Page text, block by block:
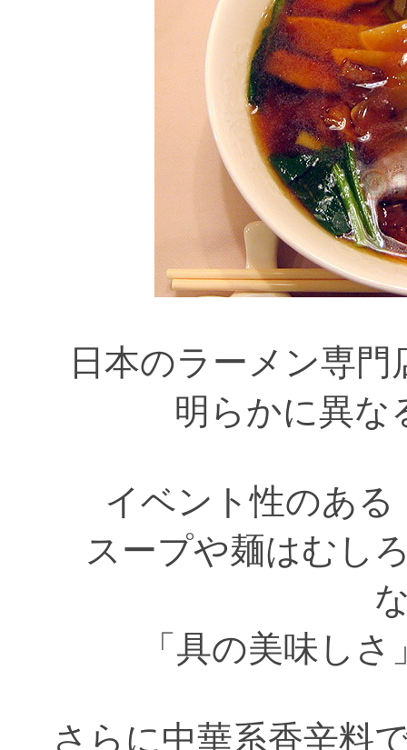
日本のラーメン専
明らかに異な
イベント性のあ
スープや麺はむし
「具の美味し
さらに中華系香辛料